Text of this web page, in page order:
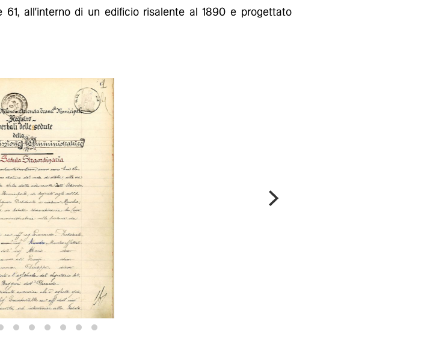
61, all'interno di un edificio risalente al 1890 e progettato